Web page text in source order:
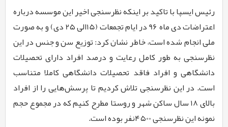
رئیس ایسپا با تاکید بر اینکه نظرسنجی اخیر این موسسه درباره
اعتراضات دی ماه96در ایام تجمعات (15الی2۵دی) و به صورت
ملی انجام شده است، خاطر نشان کرد: توزیع سن و جنس در این
نظرسنجی به طور کامل رعایت و درصد افراد دارای تحصیلات
دانشگاهی و افراد فاقد تحصیلات دانشگاهی کاملا متناسب
است. در این نظرسنجی تلاش کردیم تا پرسش‌هایی را از افراد
بالای18سال ساکن شهر و روستا مطرح کنیم که در مجموع حجم
نمونه این نظرسنجی۴۵00نفر بوده است.